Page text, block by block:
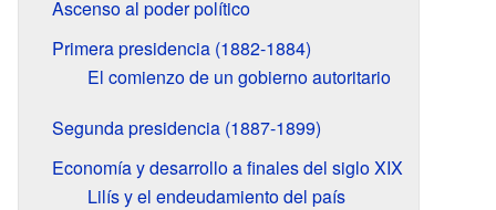
Ascenso al poder político
Primera presidencia (1882-1884)
El comienzo de un gobierno autoritario
Segunda presidencia (1887-1899)
Economía y desarrollo a finales del siglo XIX
Lilís y el endeudamiento del país